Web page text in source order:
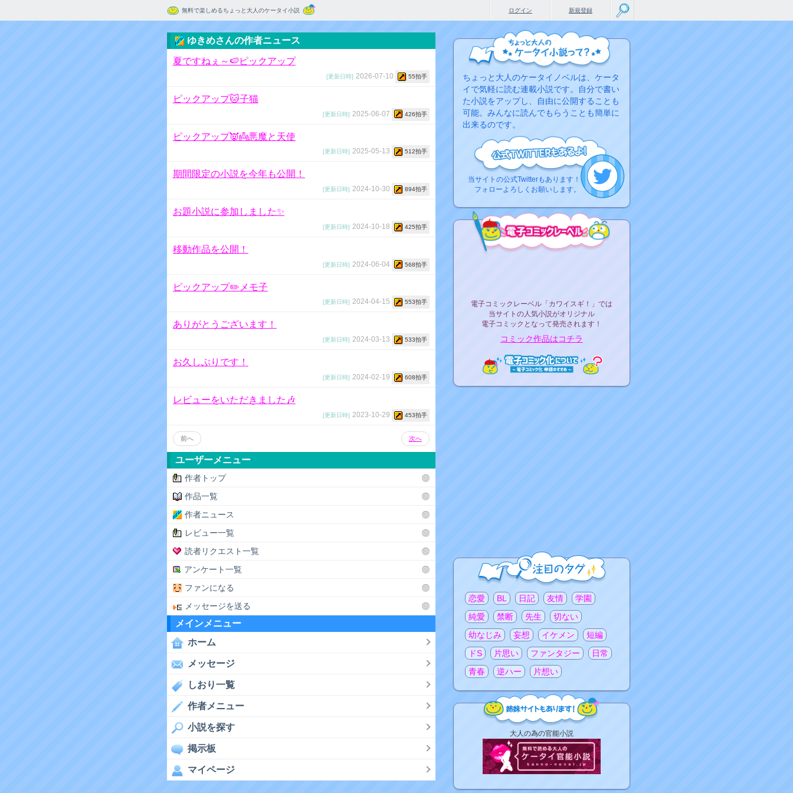
無料で楽しめるちょっと大人のケータイ小説 新規登録
ログイン
ゆきめさんの作者ニュース
夏ですねぇ～🍉ピックアップ
[更新日時] 2026-07-10 55拍手
ピックアップ🐱子猫
[更新日時] 2025-06-07 426拍手
ピックアップ👿👼悪魔と天使
[更新日時] 2025-05-13 512拍手
期間限定の小説を今年も公開！
[更新日時] 2024-10-30 894拍手
お題小説に参加しました✨
[更新日時] 2024-10-18 425拍手
移動作品を公開！
[更新日時] 2024-06-04 568拍手
ピックアップ✏️メモ子
[更新日時] 2024-04-15 553拍手
ありがとうございます！
[更新日時] 2024-03-13 533拍手
お久しぶりです！
[更新日時] 2024-02-19 608拍手
レビューをいただきました🎶
[更新日時] 2023-10-29 453拍手
前へ 次へ
ユーザーメニュー
作者トップ
作品一覧
作者ニュース
レビュー一覧
読者リクエスト一覧
アンケート一覧
ファンになる
メッセージを送る
メインメニュー
ホーム
メッセージ
しおり一覧
作者メニュー
小説を探す
掲示板
マイページ
ちょっと大人のケータイノベルは、ケータ
イで気軽に読む連載小説です。自分で書い
た小説をアップし、自由に公開することも
可能。みんなに読んでもらうことも簡単に
出来るのです。
当サイトの公式Twitterもあります！
フォローよろしくお願いします。
電子コミックレーベル「カワイスギ！」では
当サイトの人気小説がオリジナル
電子コミックとなって発売されます！
コミック作品はコチラ
注目のタグ
恋愛 BL 日記 友情
学園
純愛
禁断 先生
切ない
幼なじみ
妄想 イケメン
短編
ドS
片思い ファンタジー
日常
青春
逆ハー 片想い
大人の為の官能小説